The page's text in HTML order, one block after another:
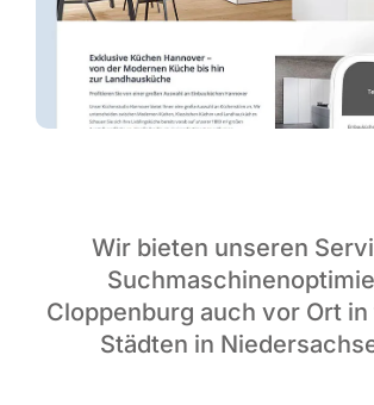
Wir bieten unseren
Cloppenburg auch vor Ort
Städten in